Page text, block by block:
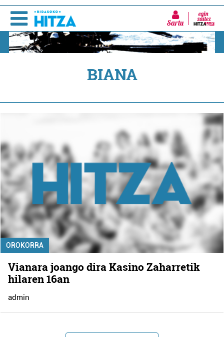
Sartu
BIANA
OROKORRA
Vianara joango dira Kasino Zaharretik
hilaren 16an
admin